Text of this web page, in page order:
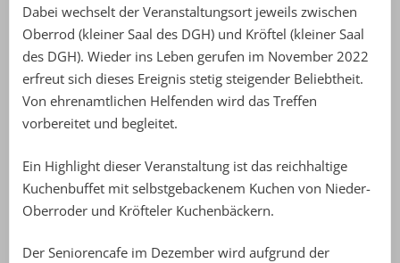
Dabei wechselt der Veranstaltungsort jeweils zwischen
Oberrod (kleiner Saal des DGH) und Kröftel (kleiner Saal
des DGH). Wieder ins Leben gerufen im November 2022
erfreut sich dieses Ereignis stetig steigender Beliebtheit.
Von ehrenamtlichen Helfenden wird das Treffen
vorbereitet und begleitet.
Ein Highlight dieser Veranstaltung ist das reichhaltige
Kuchenbuffet mit selbstgebackenem Kuchen von Nieder-
Oberroder und Kröfteler Kuchenbäckern.
Der Seniorencafe im Dezember wird aufgrund der